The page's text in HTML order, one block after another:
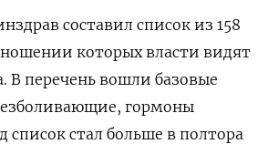
составил список из 158
которых власти видят
В перечень вошли базовые
гормоны
список стал больше в полтора